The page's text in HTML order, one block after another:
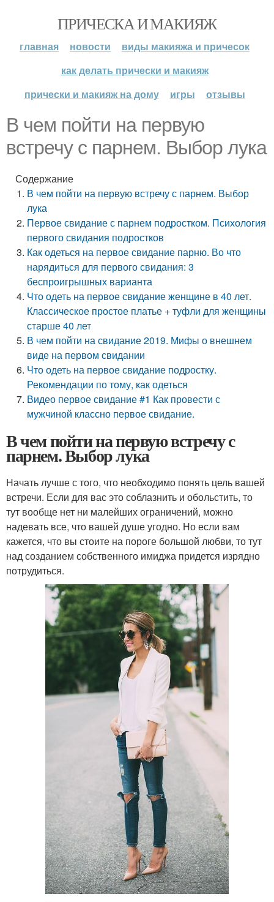
ПРИЧЕСКА И МАКИЯЖ
главная новости
виды макияжа и причесок
как делать прически и макияж
прически и макияж на дому
игры отзывы
В чем пойти на первую
встречу с парнем. Выбор лука
Содержание
В чем пойти на первую встречу с парнем. Выбор
лука
Первое свидание с парнем подростком. Психология
первого свидания подростков
Как одеться на первое свидание парню. Во что
нарядиться для первого свидания: 3
беспроигрышных варианта
Что одеть на первое свидание женщине в 40 лет.
Классическое простое платье + туфли для женщины
старше 40 лет
В чем пойти на свидание 2019. Мифы о внешнем
виде на первом свидании
Что одеть на первое свидание подростку.
Рекомендации по тому, как одеться
Видео первое свидание #1 Как провести с
мужчиной классно первое свидание.
В чем пойти на первую встречу с
парнем. Выбор лука
Начать лучше с того, что необходимо понять цель вашей
встречи. Если для вас это соблазнить и обольстить, то
тут вообще нет ни малейших ограничений, можно
надевать все, что вашей душе угодно. Но если вам
кажется, что вы стоите на пороге большой любви, то тут
над созданием собственного имиджа придется изрядно
потрудиться.